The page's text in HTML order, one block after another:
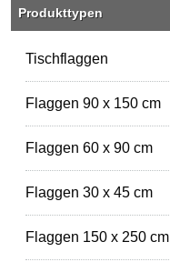
Produkttypen
Tischflaggen
Flaggen 90 x 150 cm
Flaggen 60 x 90 cm
Flaggen 30 x 45 cm
Flaggen 150 x 250 cm